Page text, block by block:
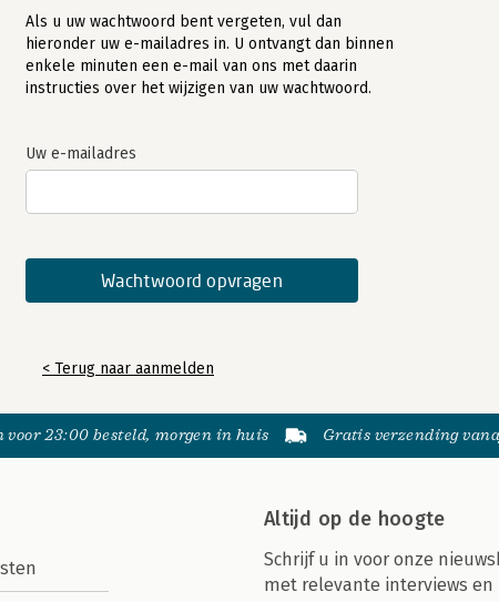
Als u uw wachtwoord bent vergeten, vul dan
hieronder uw e-mailadres in. U ontvangt dan binnen
enkele minuten een e-mail van ons met daarin
instructies over het wijzigen van uw wachtwoord.
Uw e-mailadres
< Terug naar aanmelden
voor 23:00 besteld, morgen in huis Gratis verzending
Altijd op de hoogte
Schrijf u in voor onze
met relevante interviews en